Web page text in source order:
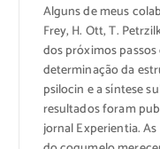
Alguns de meus
Frey, H. Ott, T.
dos próximos
determinação da
psilocin e a síntese
resultados foram
jornal Experientia.